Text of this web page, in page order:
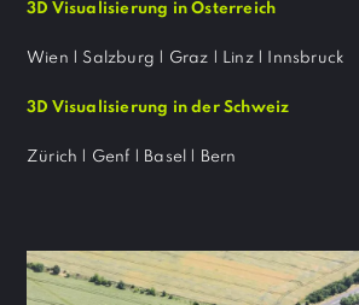
3D Visualisierung in Österreich
Wien | Salzburg | Graz | Linz | Innsbruck
3D Visualisierung in der Schweiz
Zürich | Genf | Basel | Bern